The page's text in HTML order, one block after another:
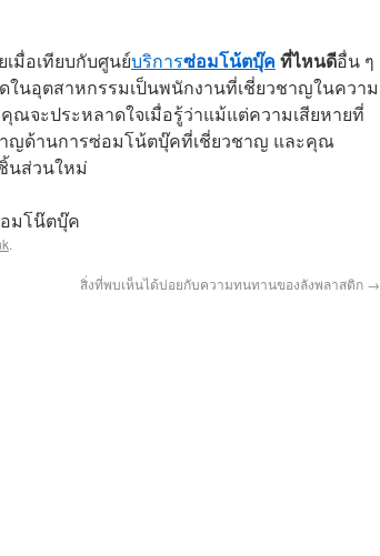
เมื่อเทียบกับศูนย์บริการซ่อมโน้ตบุ๊ค ที่ไหนดีอื่น ๆ
นอุตสาหกรรมเป็นพนักงานที่เชี่ยวชาญในความ
จะประหลาดใจเมื่อรู้ว่าแม้แต่ความเสียหายที่
ญด้านการซ่อมโน้ตบุ๊คที่เชี่ยวชาญ และคุณ
นส่วนใหม่
.
สิ่งที่พบเห็นได้บ่อยกับความทนทานของลังพลาสติก →